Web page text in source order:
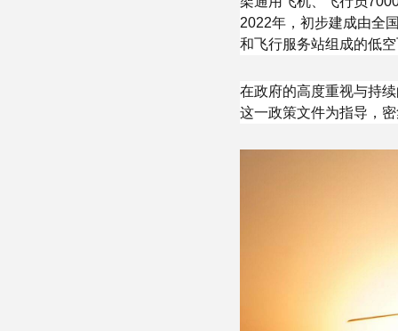
2022年，初步建成由全
和飞行服务站组成的低
在政府的高度重视与持
这一政策文件为指导，